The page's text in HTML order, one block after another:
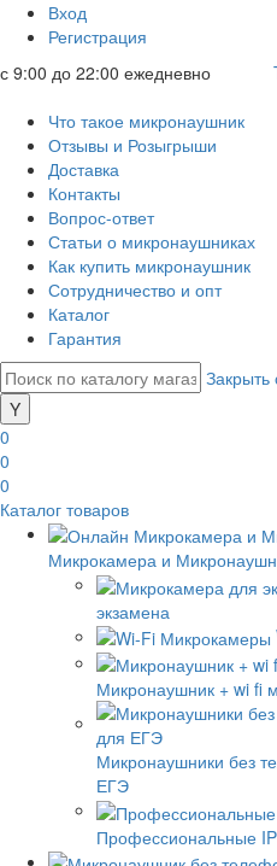
Вход
Регистрация
с 9:00 до 22:00 ежедневно
Что такое микронаушник
Отзывы и Розыгрыши
Доставка
Контакты
Вопрос-ответ
Статьи о микронаушниках
Как купить микронаушник
Сотрудничество и опт
Каталог
Гарантия
Закрыть
0
0
0
Каталог товаров
Микрокамера и
экзамена
Микронаушник + wi fi
Микронаушники без
ЕГЭ
Профессиональные